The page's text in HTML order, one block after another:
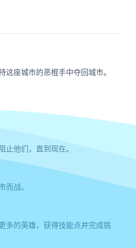
座城市的恶棍手中夺回城市。
他们，直到现在。
而战。
多的英雄，获得技能点并完成挑